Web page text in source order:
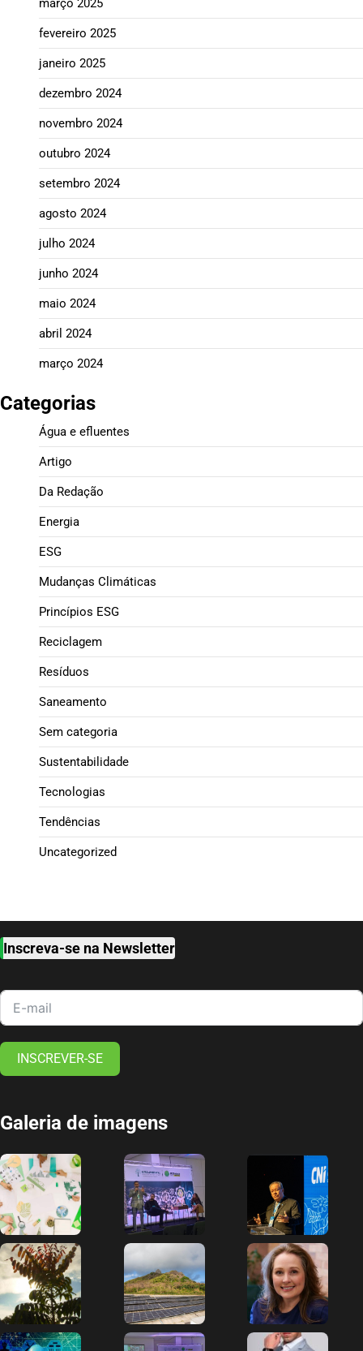
março 2025
fevereiro 2025
janeiro 2025
dezembro 2024
novembro 2024
outubro 2024
setembro 2024
agosto 2024
julho 2024
junho 2024
maio 2024
abril 2024
março 2024
Categorias
Água e efluentes
Artigo
Da Redação
Energia
ESG
Mudanças Climáticas
Princípios ESG
Reciclagem
Resíduos
Saneamento
Sem categoria
Sustentabilidade
Tecnologias
Tendências
Uncategorized
Inscreva-se na Newsletter
INSCREVER-SE
Galeria de imagens